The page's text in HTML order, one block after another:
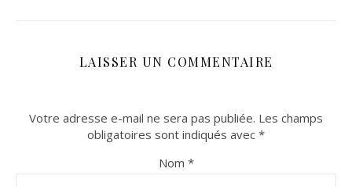
LAISSER UN COMMENTAIRE
Votre adresse e-mail ne sera pas publiée. Les champs
obligatoires sont indiqués avec *
Nom *